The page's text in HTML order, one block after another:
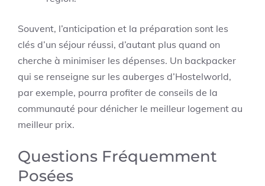
Souvent, l’anticipation et la préparation sont les
clés d’un séjour réussi, d’autant plus quand on
cherche à minimiser les dépenses. Un backpacker
qui se renseigne sur les auberges d’Hostelworld,
par exemple, pourra profiter de conseils de la
communauté pour dénicher le meilleur logement au
meilleur prix.
Questions Fréquemment
Posées